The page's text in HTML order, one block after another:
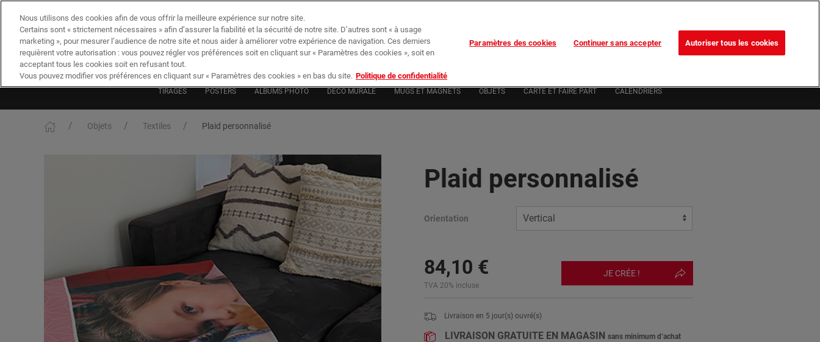
Suivi de commande MON COMPTE 0 0,00 €*
TIRAGES POSTERS ALBUMS PHOTO DÉCO MURALE MUGS ET MAGNETS OBJETS CARTE ET FAIRE PART CALENDRIERS
Objets Textiles Plaid personnalisé
Plaid personnalisé
Orientation
84,10 €
TVA 20% incluse
JE CRÉE !
Livraison en 5 jour(s) ouvré(s)
LIVRAISON GRATUITE EN MAGASIN sans minimum d’achat
Nous utilisons des cookies afin de vous offrir la meilleure expérience sur notre site.
Certains sont « strictement nécessaires » afin d’assurer la fiabilité et la sécurité de notre site. D’autres sont « à usage
marketing », pour mesurer l’audience de notre site et nous aider à améliorer votre expérience de navigation. Ces derniers
requièrent votre autorisation : vous pouvez régler vos préférences soit en cliquant sur « Paramètres des cookies », soit en
acceptant tous les cookies soit en refusant tout.
Vous pouvez modifier vos préférences en cliquant sur « Paramètres des cookies » en bas du site. Politique de confidentialité
Paramètres des cookies Continuer sans accepter Autoriser tous les cookies